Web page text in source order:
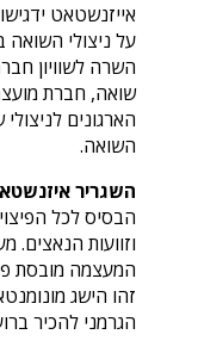
אייזנשטאט
על ניצולי השואה
השרה לשוויון
שואה, חברת
הארגונים
השואה.
השגריר
הבסיס לכל
וזוועות הנאצים.
המעצמה מובסת
זהו הישג
הגרמני להכיר